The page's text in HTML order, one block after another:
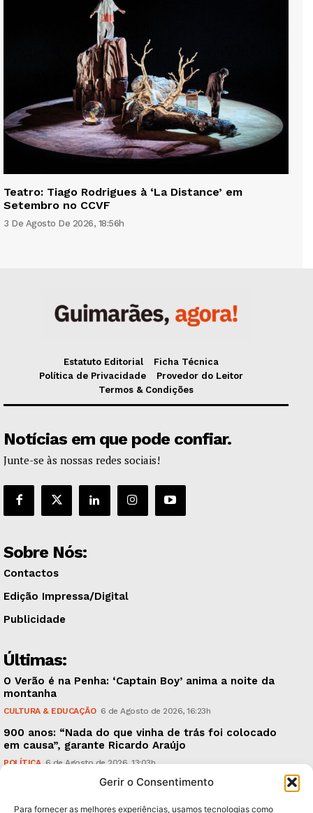
Gerir o Consentimento
Para fornecer as melhores experiências, usamos tecnologias como
Teatro: Tiago Rodrigues à ‘La Distance’ em
Setembro no CCVF
3 De Agosto De 2026, 18:56h
Estatuto Editorial
Ficha Técnica
Política de Privacidade
Provedor do Leitor
Termos & Condições
Notícias em que pode confiar.
Junte-se às nossas redes sociais!
Sobre Nós:
Contactos
Edição Impressa/Digital
Publicidade
Últimas:
O Verão é na Penha: ‘Captain Boy’ anima a noite da
montanha
CULTURA & EDUCAÇÃO 6 de Agosto de 2026, 16:23h
900 anos: “Nada do que vinha de trás foi colocado
em causa”, garante Ricardo Araújo
POLÍTICA 6 de Agosto de 2026, 13:03h
Fraude dada como provada, arguidos livres. Como?